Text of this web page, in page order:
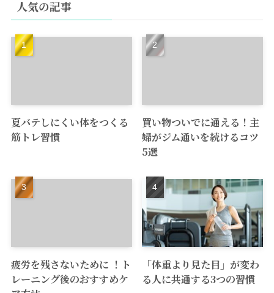
人気の記事
夏バテしにくい体をつくる
筋トレ習慣
買い物ついでに通える！主
婦がジム通いを続けるコツ
5選
疲労を残さないために ！ト
レーニング後のおすすめケ
「体重より見た目」が変わ
る人に共通する3つの習慣